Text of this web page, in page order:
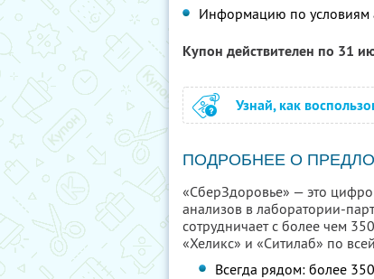
Информацию по условиям
Купон действителен по 31
Узнай, как
ПОДРОБНЕЕ О
«СберЗдоровье» — это
анализов в лаборатории-
сотрудничает с более чем
«Хеликс» и «Ситилаб» по
Всегда рядом: более